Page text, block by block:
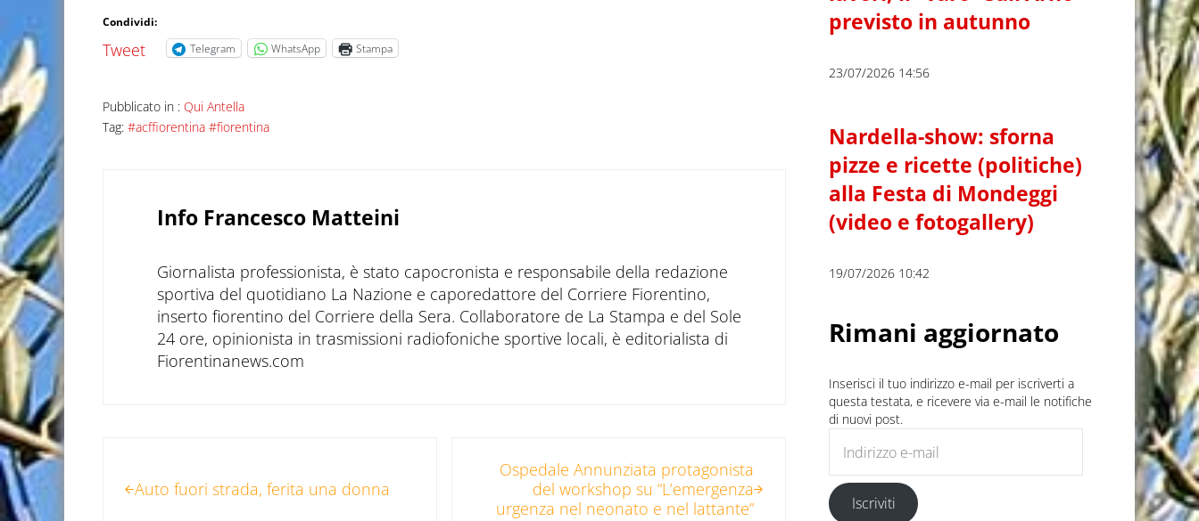
Condividi:
Tweet Telegram WhatsApp Stampa
Pubblicato in : Qui Antella
Tag: #acffiorentina #fiorentina
Info Francesco Matteini
Giornalista professionista, è stato capocronista e responsabile della redazione
sportiva del quotidiano La Nazione e caporedattore del Corriere Fiorentino,
inserto fiorentino del Corriere della Sera. Collaboratore de La Stampa e del Sole
24 ore, opinionista in trasmissioni radiofoniche sportive locali, è editorialista di
Fiorentinanews.com
Auto fuori strada, ferita una donna
Ospedale Annunziata protagonista
del workshop su “L’emergenza
urgenza nel neonato e nel lattante”
previsto in autunno
23/07/2026 14:56
Nardella-show: sforna
pizze e ricette (politiche)
alla Festa di Mondeggi
(video e fotogallery)
19/07/2026 10:42
Rimani aggiornato
Inserisci il tuo indirizzo e-mail per iscriverti a
questa testata, e ricevere via e-mail le notifiche
di nuovi post.
Iscriviti